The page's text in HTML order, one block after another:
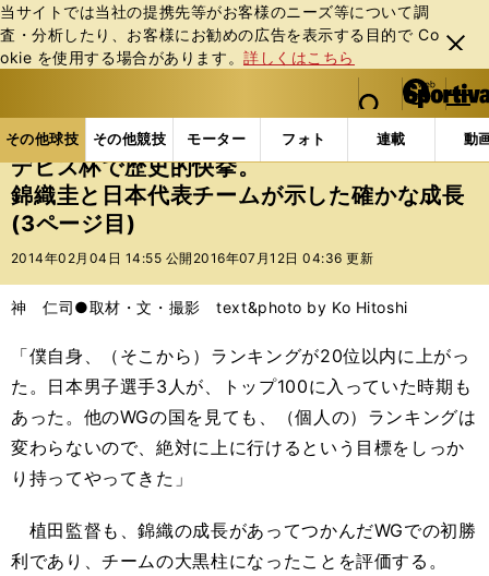
当サイトでは当社の提携先等がお客様のニーズ等について調
査・分析したり、お客様にお勧めの広告を表⽰する⽬的で Co
okie を使⽤する場合があります。詳しくはこちら
閉じ
る
web Sportiva (webスポルティーバ)
検索
マイペ
ー
ジ
メニュ
その他球技 その他競技 モーター フォト 連載 動
ス
ポ
ル
テ
ー
バ
その他球技の記事一覧 テニス デビス杯で歴史的快
デビス杯で歴史的快挙。
錦織圭と日本代表チームが示した確かな成長
(3ページ目)
2014年02月04日 14:55 公開 2016年07月12日 04:36 更新
神 仁司●取材・文・撮影 text&photo by Ko Hitoshi
「僕自身、（そこから）ランキングが20位以内に上がっ
た。日本男子選手3人が、トップ100に入っていた時期も
あった。他のWGの国を見ても、（個人の）ランキングは
変わらないので、絶対に上に行けるという目標をしっか
り持ってやってきた」
植田監督も、錦織の成長があってつかんだWGでの初勝
利であり、チームの大黒柱になったことを評価する。